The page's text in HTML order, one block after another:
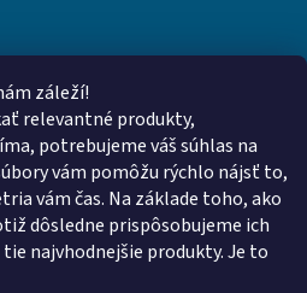
záleží!
relevantné produkty,
potrebujeme váš súhlas na
vám pomôžu rýchlo nájsť to,
vám čas. Na základe toho, ako
dôsledne prispôsobujeme ich
najvhodnejšie produkty. Je to